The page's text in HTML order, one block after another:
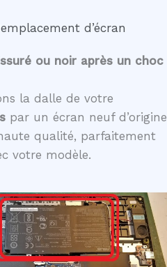
d’écran
ou noir après un choc
la dalle de votre
par un écran neuf d’origine
qualité, parfaitement
votre modèle.